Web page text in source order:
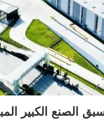
الصنع الكبير